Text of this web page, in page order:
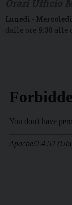
Lunedì - Mercoledì
dalle ore 9:30 alle